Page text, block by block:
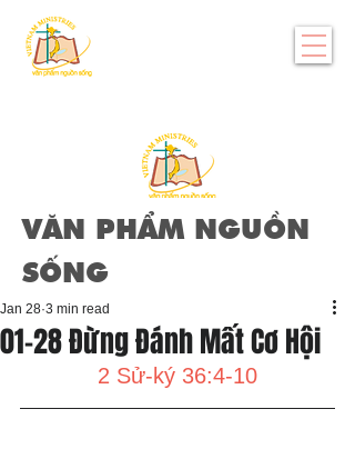
VĂN PHẨM NGUỒN
SỐNG
01-28 Đừng Đánh Mất Cơ Hội
Jan 28 3 min read
2 Sử-ký 36:4-10